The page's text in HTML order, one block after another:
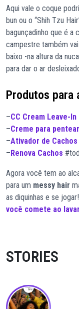
Aqui vale o coque
bun ou o “Shih Tzu
bagunçadinho que é a
campestre também
baixo -na altura da
para dar o ar
Produtos para
–CC Cream Leave-
–Creme para
–Ativador de Cachos
–Renova Cachos
Agora você tem ao
para um messy hair
as diquinhas e se
você comete ao
STORIES